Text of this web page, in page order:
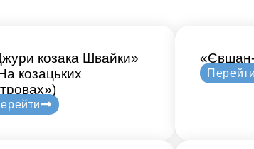
козака Швайки»
козацьких
«Євшан-
Перейти